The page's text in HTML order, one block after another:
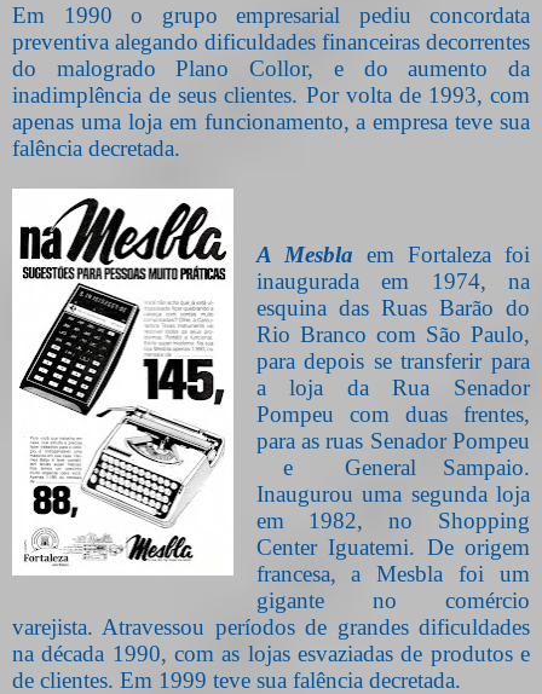
Em 1990 o grupo empresarial pediu concordata
preventiva alegando dificuldades financeiras decorrentes
do malogrado Plano Collor, e do aumento da
inadimplência de seus clientes. Por volta de 1993, com
apenas uma loja em funcionamento, a empresa teve sua
falência decretada.
A Mesbla em Fortaleza foi
inaugurada em 1974, na
esquina das Ruas Barão do
Rio Branco com São Paulo,
para depois se transferir para
a loja da Rua Senador
Pompeu com duas frentes,
para as ruas Senador Pompeu
e
General Sampaio.
Inaugurou uma segunda loja
em 1982, no Shopping
Center Iguatemi. De origem
francesa, a Mesbla foi um
gigante no comércio
varejista. Atravessou períodos de grandes dificuldades
na década 1990, com as lojas esvaziadas de produtos e
de clientes. Em 1999 teve sua falência decretada.